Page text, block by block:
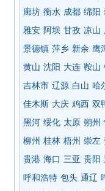
廊坊 衡水 成都 绵阳
雅安 阿坝 甘孜 凉山
景德镇 萍乡 新余 鹰
黄山 沈阳 大连 鞍山
吉林市 辽源 白山 哈
佳木斯 大庆 鸡西 双
黑河 绥化 太原 朔州
柳州 桂林 梧州 崇左
贵港 海口 三亚 贵阳
呼和浩特 包头 通辽